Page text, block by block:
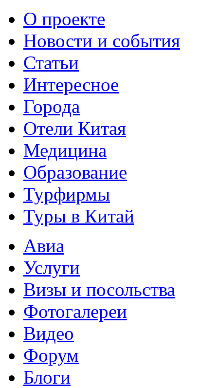
О проекте
Новости и события
Статьи
Интересное
Города
Отели Китая
Медицина
Образование
Турфирмы
Туры в Китай
Авиа
Услуги
Визы и посольства
Фотогалереи
Видео
Форум
Блоги